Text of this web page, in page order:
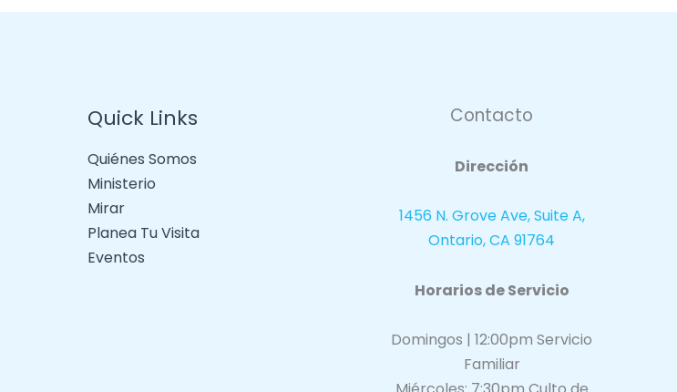
Quick Links
Quiénes Somos
Ministerio
Mirar
Planea Tu Visita
Eventos
Contacto
Dirección
1456 N. Grove Ave, Suite A,
Ontario, CA 91764
Horarios de Servicio
Domingos | 12:00pm Servicio
Familiar